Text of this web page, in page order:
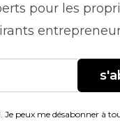
pour les
Je peux me désabonner à